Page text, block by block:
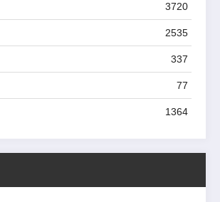
3720
2535
337
77
1364